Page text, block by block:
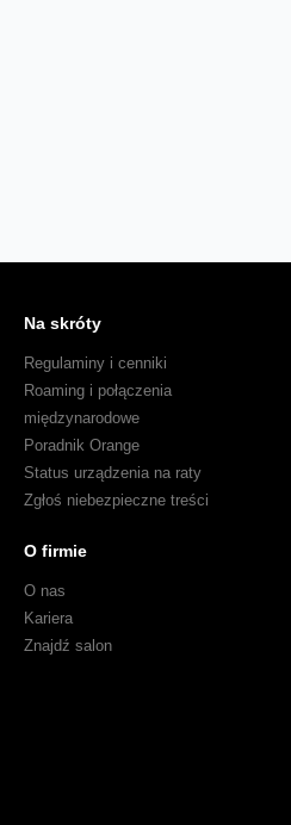
Na skróty
Regulaminy i cenniki
Roaming i połączenia
międzynarodowe
Poradnik Orange
Status urządzenia na raty
Zgłoś niebezpieczne treści
O firmie
O nas
Kariera
Znajdź salon